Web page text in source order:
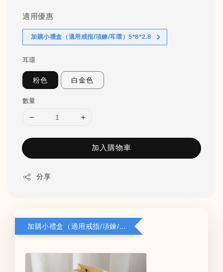
適用優惠
加購小禮盒（適用戒指/項鍊/耳環）5*8*2.8
耳環
粉色 白金色
數量
加入購物車
分享
加購小禮盒（適用戒指/項鍊/耳環）5*8*2.8